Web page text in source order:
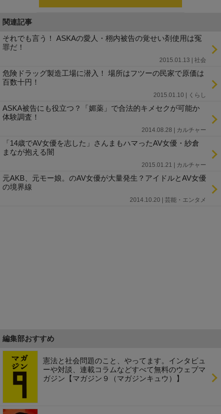
関連記事
それでも言う！ ASKAの愛人・栩内被告の覚せい剤使用は冤
罪だ！
2015.01.13 | 社会
危険ドラッグ製造工場に潜入！ 場所はフツーの民家で原価は
百数十円！
2015.01.10 | くらし
ASKA被告にも役立つ？「媚薬」で合法的キメセクが可能か
体験調査！
2014.08.28 | カルチャー
「14歳でAV女優を志した」さんまもハマったAV女優・紗倉
まなが抱える闇
2015.01.21 | カルチャー
元AKB、元モー娘。のAV女優が大量発生？アイドルとAV女優
の境界線
2014.10.20 | 芸能・エンタメ
編集部おすすめ
憲法と社会問題のこと、やってます。インタビュ
ーや対談、連載コラムなどすべて無料のウェブマ
ガジン【マガジン９（マガジンキュウ）】